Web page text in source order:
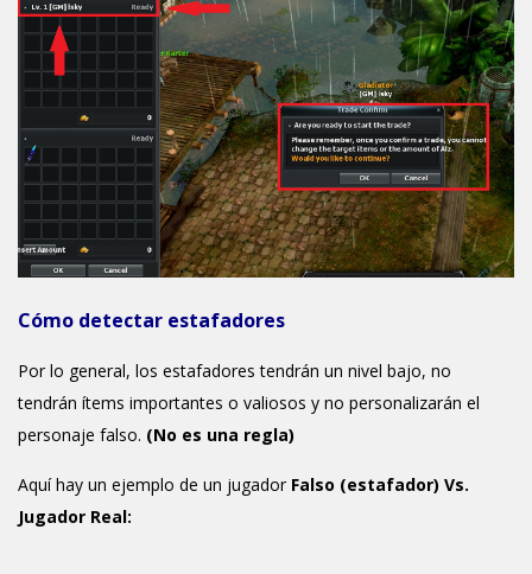
Cómo detectar estafadores
Por lo general, los estafadores tendrán un nivel bajo, no
tendrán ítems importantes o valiosos y no personalizarán el
personaje falso. (No es una regla)
Aquí hay un ejemplo de un jugador Falso (estafador) Vs.
Jugador Real: